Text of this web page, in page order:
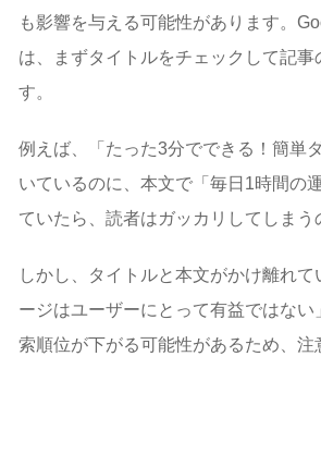
も影響を与える可能性があります。
は、まずタイトルをチェックして記事
す。
例えば、「たった3分でできる！簡単
いているのに、本文で「毎日1時間の
ていたら、読者はガッカリしてしまう
しかし、タイトルと本文がかけ離れ
ージはユーザーにとって有益ではない
索順位が下がる可能性があるため、注